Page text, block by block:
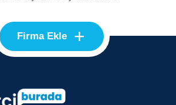
Firma Ekle +